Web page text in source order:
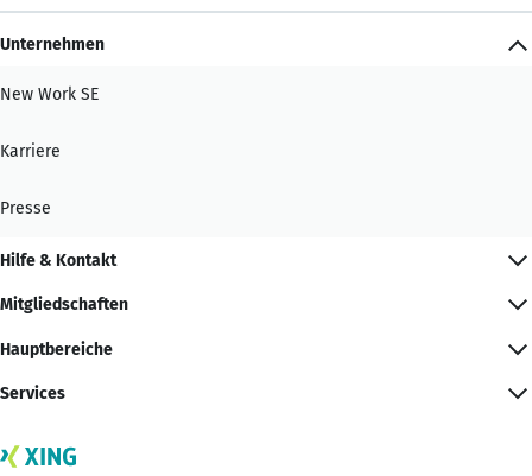
Unternehmen
New Work SE
Karriere
Presse
Hilfe & Kontakt
Mitgliedschaften
Hauptbereiche
Services